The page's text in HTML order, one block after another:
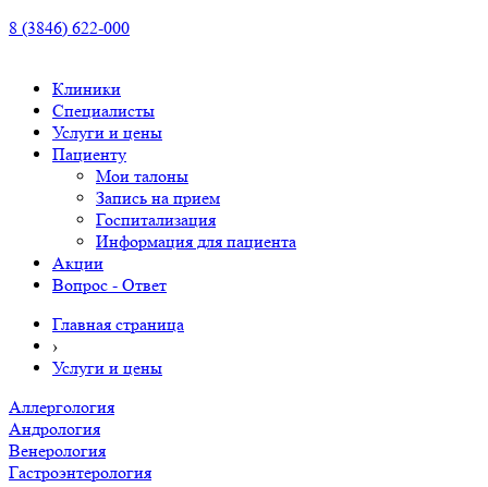
8 (3846) 622-000
Клиники
Специалисты
Услуги и цены
Пациенту
Мои талоны
Запись на прием
Госпитализация
Информация для пациента
Акции
Вопрос - Ответ
Главная страница
›
Услуги и цены
Аллергология
Андрология
Венерология
Гастроэнтерология